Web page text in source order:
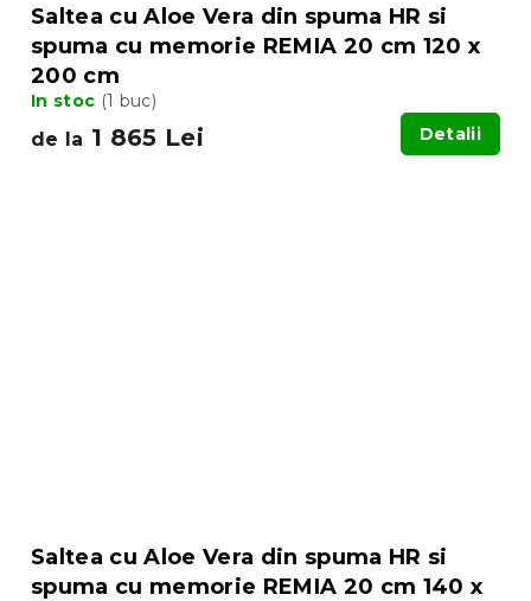
Saltea cu Aloe Vera din spuma HR si
spuma cu memorie REMIA 20 cm 120 x
200 cm
In stoc (1 buc)
de la 1 865 Lei Detalii
Saltea cu Aloe Vera din spuma HR si
spuma cu memorie REMIA 20 cm 140 x